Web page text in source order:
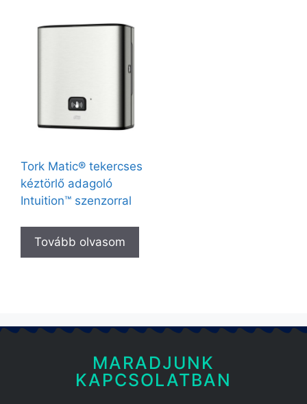
Tork Matic® tekercses
kéztörlő adagoló
Intuition™ szenzorral
Tovább olvasom
MARADJUNK
KAPCSOLATBAN